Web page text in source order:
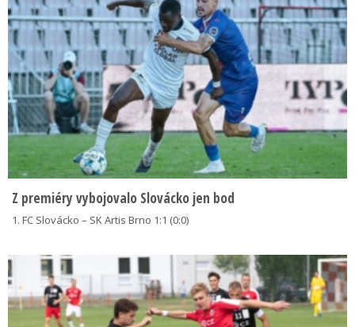
Z premiéry vybojovalo Slovácko jen bod
1. FC Slovácko – SK Artis Brno 1:1 (0:0)